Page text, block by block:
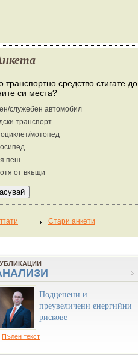
транспортно средство стигате до
си места?
служебен автомобил
транспорт
мотопед
пеш
от вкъщи
Подценени и
преувеличени енергийни
рискове
Пълен текст